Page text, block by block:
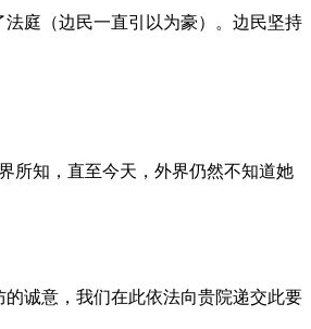
庭（边民一直引以为豪）。边民坚持
所知，直至今天，外界仍然不知道她
诚意，我们在此依法向贵院递交此要